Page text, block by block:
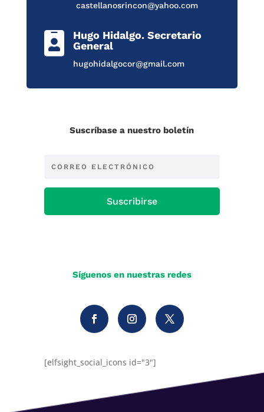
castellanosrincon@yahoo.com

Hugo Hidalgo. Secretario
General
hugohidalgocor@gmail.com
Suscríbase a nuestro boletín
Suscribirse
Síguenos en nuestras redes
[elfsight_social_icons id="3"]